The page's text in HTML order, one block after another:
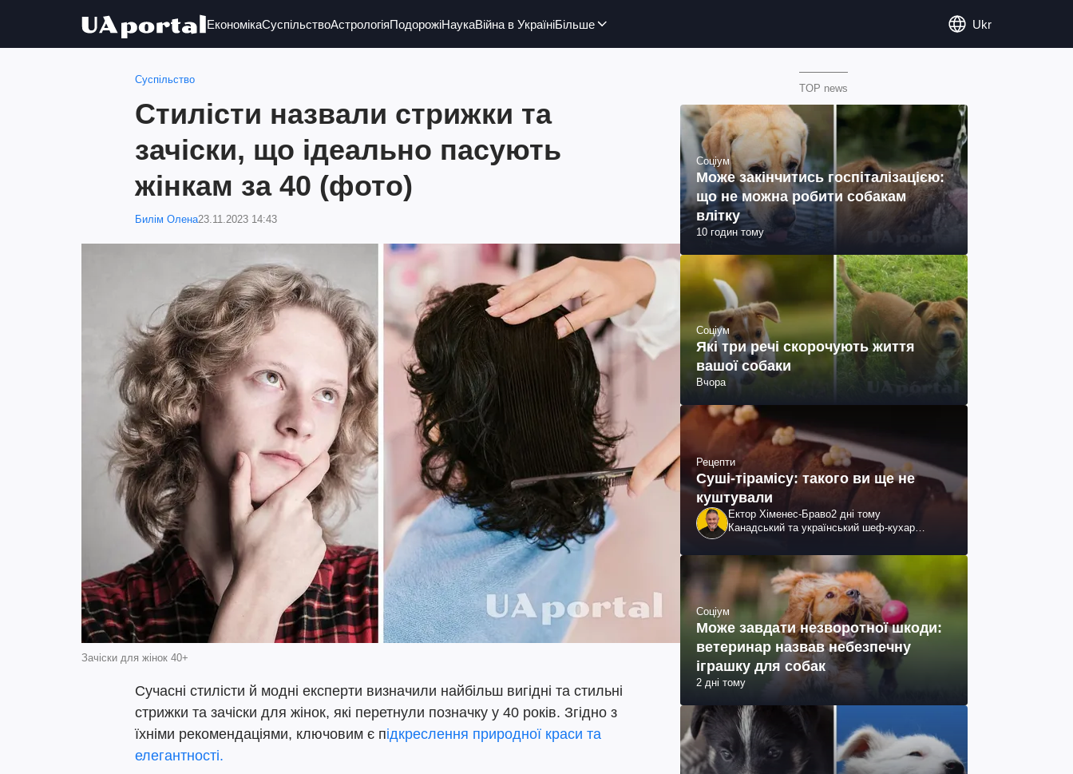
ЕкономікаСуспільствоАстрологіяПодорожіНаукаВійна в УкраїніБільше Ukr
Суспільство
Стилісти назвали стрижки та
зачіски, що ідеально пасують
жінкам за 40 (фото)
Билім Олена23.11.2023 14:43
Зачіски для жінок 40+
Сучасні стилісти й модні експерти визначили найбільш вигідні та стильні
стрижки та зачіски для жінок, які перетнули позначку у 40 років. Згідно з
їхніми рекомендаціями, ключовим є підкреслення природної краси та
елегантності.
TOP news
Соціум
Може закінчитись госпіталізацією:
що не можна робити собакам
влітку
10 годин тому
Соціум
Які три речі скорочують життя
вашої собаки
Вчора
Рецепти
Суші-тірамісу: такого ви ще не
куштували
Ектор Хіменес-Браво2 дні тому
Канадський та український шеф-кухар
телеведучий
Соціум
Може завдати незворотної шкоди:
ветеринар назвав небезпечну
іграшку для собак
2 дні тому